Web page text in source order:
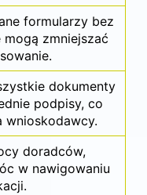
formularzy bez
zmniejszać
dokumenty
podpisy, co
wnioskodawcy.
doradców,
w nawigowaniu